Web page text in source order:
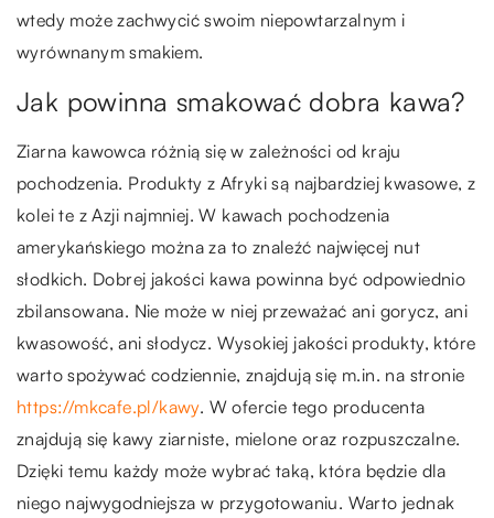
wtedy może zachwycić swoim niepowtarzalnym i
wyrównanym smakiem.
Jak powinna smakować dobra kawa?
Ziarna kawowca różnią się w zależności od kraju
pochodzenia. Produkty z Afryki są najbardziej kwasowe, z
kolei te z Azji najmniej. W kawach pochodzenia
amerykańskiego można za to znaleźć najwięcej nut
słodkich. Dobrej jakości kawa powinna być odpowiednio
zbilansowana. Nie może w niej przeważać ani gorycz, ani
kwasowość, ani słodycz. Wysokiej jakości produkty, które
warto spożywać codziennie, znajdują się m.in. na stronie
https://mkcafe.pl/kawy. W ofercie tego producenta
znajdują się kawy ziarniste, mielone oraz rozpuszczalne.
Dzięki temu każdy może wybrać taką, która będzie dla
niego najwygodniejsza w przygotowaniu. Warto jednak